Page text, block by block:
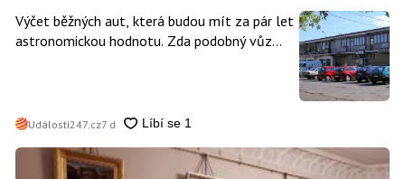
Výčet běžných aut, která budou mít za pár let
astronomickou hodnotu. Zda podobný vůz
Události247.cz7 d